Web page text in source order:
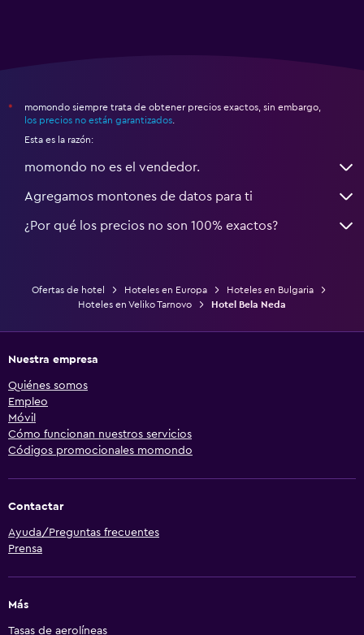
*
momondo siempre trata de obtener precios exactos, sin embargo,
los precios no están garantizados
Esta es la razón:
momondo no es el vendedor.
Agregamos montones de datos para ti
¿Por qué los precios no son 100% exactos?
Ofertas de hotel Hoteles en Europa
Hoteles en Bulgaria
Hoteles en Veliko Tarnovo
Hotel Bela Neda
Nuestra empresa
Quiénes somos
Empleo
Móvil
Cómo funcionan nuestros servicios
Códigos promocionales momondo
Contactar
Ayuda/Preguntas frecuentes
Prensa
Más
Tasas de aerolíneas